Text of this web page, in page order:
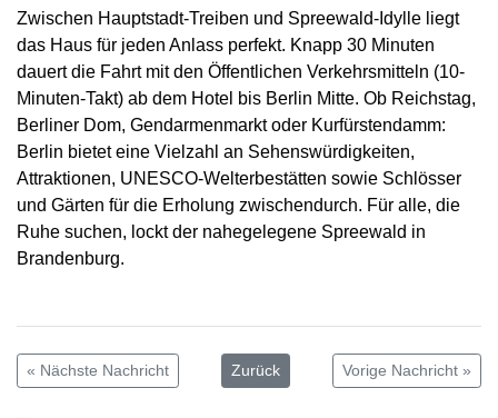
Zwischen Hauptstadt-Treiben und Spreewald-Idylle liegt
das Haus für jeden Anlass perfekt. Knapp 30 Minuten
dauert die Fahrt mit den Öffentlichen Verkehrsmitteln (10-
Minuten-Takt) ab dem Hotel bis Berlin Mitte. Ob Reichstag,
Berliner Dom, Gendarmenmarkt oder Kurfürstendamm:
Berlin bietet eine Vielzahl an Sehenswürdigkeiten,
Attraktionen, UNESCO-Welterbestätten sowie Schlösser
und Gärten für die Erholung zwischendurch. Für alle, die
Ruhe suchen, lockt der nahegelegene Spreewald in
Brandenburg.
« Nächste Nachricht Zurück Vorige Nachricht »